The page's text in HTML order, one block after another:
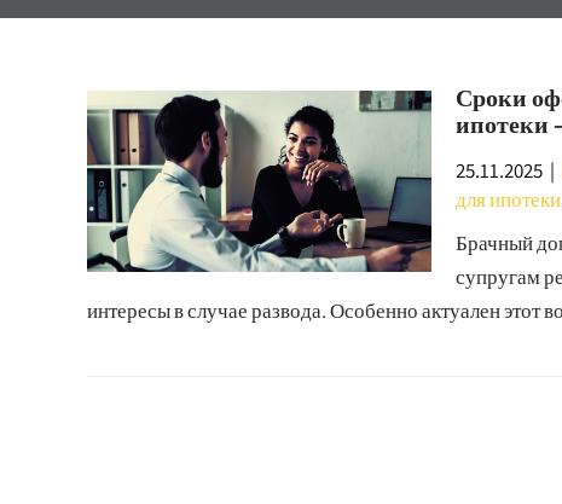
Сроки
ипотеки
25.11.2025 |
для ипотеки
Брачный
супругам
интересы в случае развода. Особенно актуален этот